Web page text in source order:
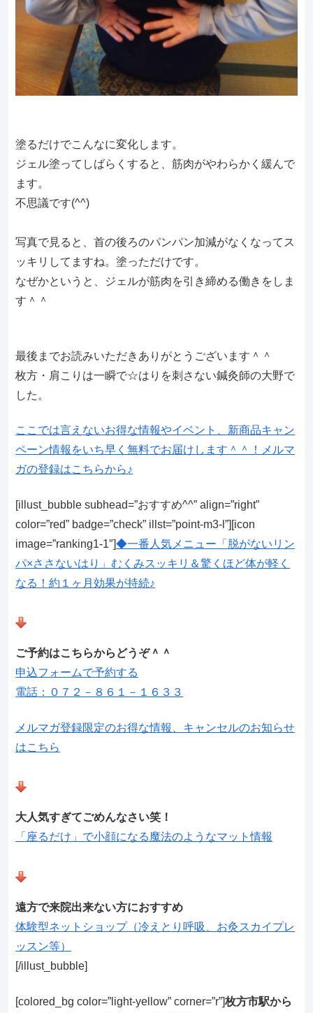
塗るだけでこんなに変化します。
ジェル塗ってしばらくすると、筋肉がやわらかく緩んで
ます。
不思議です(^^)
写真で見ると、首の後ろのパンパン加減がなくなってス
ッキリしてますね。塗っただけです。
なぜかというと、ジェルが筋肉を引き締める働きをしま
す＾＾
最後までお読みいただきありがとうございます＾＾
枚方・肩こりは一瞬で☆はりを刺さない鍼灸師の大野で
した。
ここでは言えないお得な情報やイベント、新商品キャン
ペーン情報をいち早く無料でお届けします＾＾！メルマ
ガの登録はこちらから♪
[illust_bubble subhead=”おすすめ^^” align=”right”
color=”red” badge=”check” illst=”point-m3-l”][icon
image=”ranking1-1″]◆一番人気メニュー「脱がないリン
パ×ささないはり」むくみスッキリ＆驚くほど体が軽く
なる！約１ヶ月効果が持続♪
ご予約はこちらからどうぞ＾＾
申込フォームで予約する
電話：０７２－８６１－１６３３
メルマガ登録限定のお得な情報、キャンセルのお知らせ
はこちら
大人気すぎてごめんなさい笑！
「座るだけ」で小顔になる魔法のようなマット情報
遠方で来院出来ない方におすすめ
体験型ネットショップ（冷えとり呼吸、お灸スカイプレ
ッスン等）
[/illust_bubble]
[colored_bg color=”light‐yellow” corner=”r”]枚方市駅から